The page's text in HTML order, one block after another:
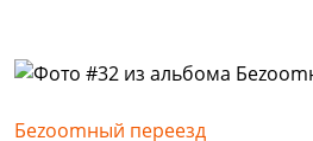
Беzoomный переезд